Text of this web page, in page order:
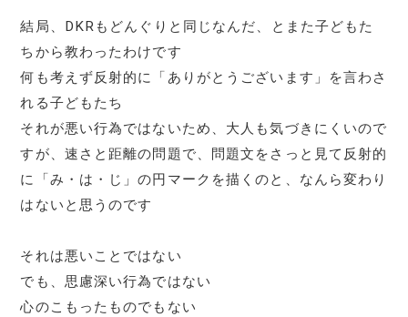
結局、DKRもどんぐりと同じなんだ、とまた子どもた
ちから教わったわけです
何も考えず反射的に「ありがとうございます」を言わさ
れる子どもたち
それが悪い行為ではないため、大人も気づきにくいので
すが、速さと距離の問題で、問題文をさっと見て反射的
に「み・は・じ」の円マークを描くのと、なんら変わり
はないと思うのです
それは悪いことではない
でも、思慮深い行為ではない
心のこもったものでもない